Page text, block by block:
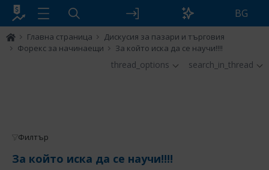
BG
Главна страница
Дискусия за пазари и търговия
Форекс за начинаещи
За който иска да се научи!!!!
thread_options search_in_thread
Филтър
За който иска да се научи!!!!